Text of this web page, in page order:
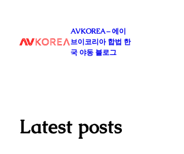
AVKOREA – 에이
브이코리아 합법 한
국 야동 블로그
Latest posts